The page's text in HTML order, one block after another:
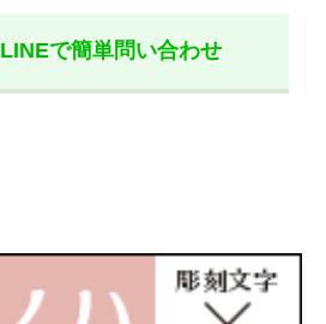
LINEで簡単問い合わせ